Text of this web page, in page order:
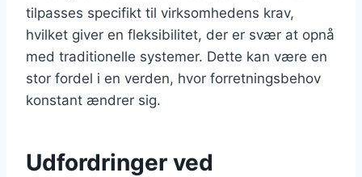
tilpasses specifikt til virksomhedens krav,
hvilket giver en fleksibilitet, der er svær at opnå
med traditionelle systemer. Dette kan være en
stor fordel i en verden, hvor forretningsbehov
konstant ændrer sig.
Udfordringer ved